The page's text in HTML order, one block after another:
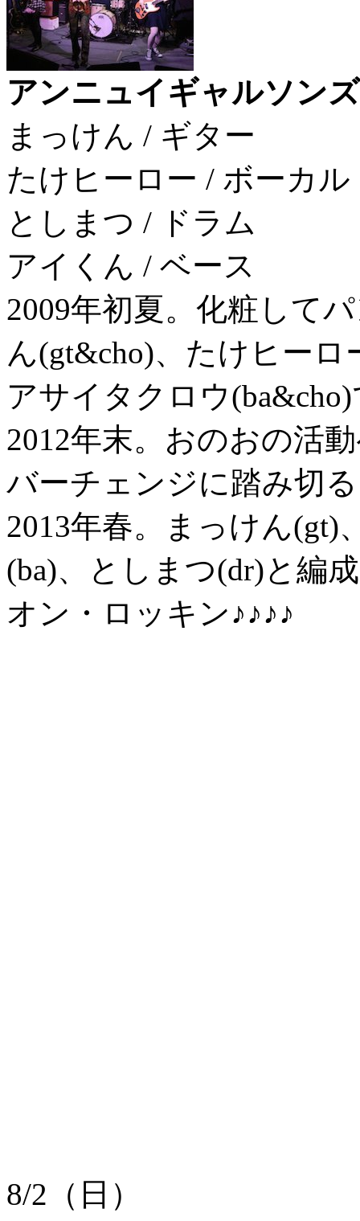
アンニュイギャルソン
まっけん / ギター
たけヒーロー / ボーカル
としまつ / ドラム
アイくん / ベース
2009年初夏。化粧して
ん(gt&cho)、たけヒー
アサイタクロウ
2012年末。おのおの活
バーチェンジに踏み切
2013年春。まっけん(gt)
(ba)、としまつ(dr)と編
オン・ロッキン♪♪♪♪
8/2（日）